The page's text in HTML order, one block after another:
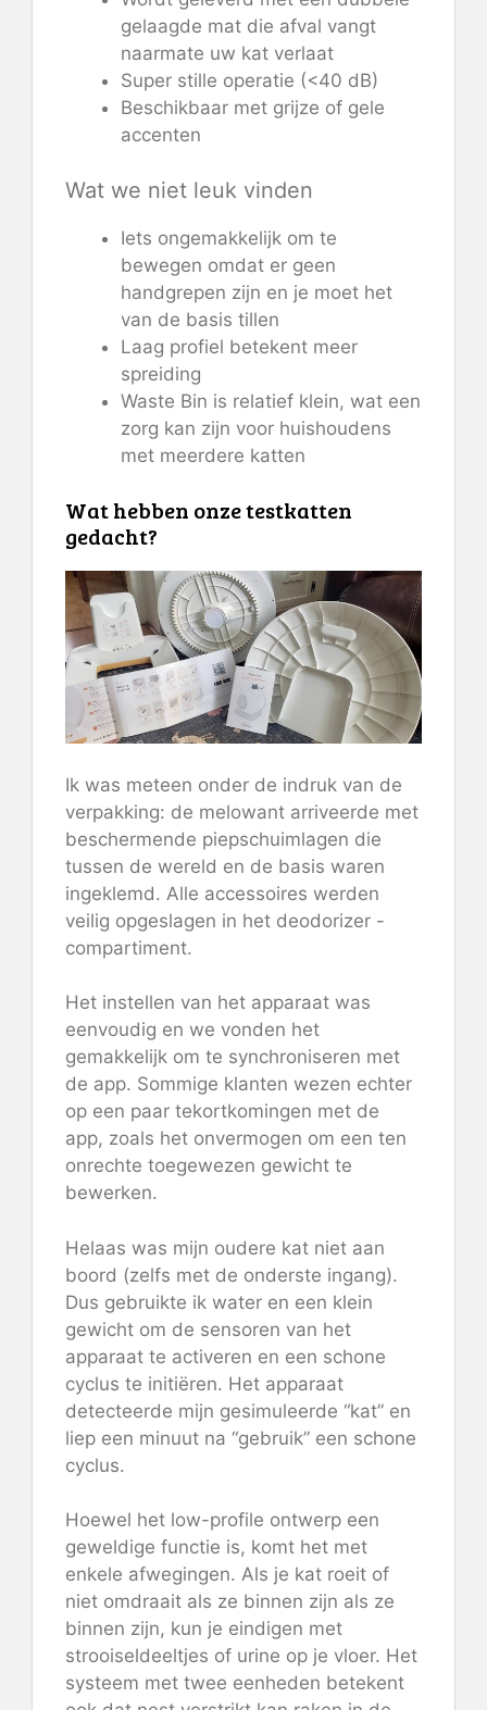
gelaagde mat die afval vangt
naarmate uw kat verlaat
Super stille operatie (<40 dB)
Beschikbaar met grijze of gele
accenten
Wat we niet leuk vinden
Iets ongemakkelijk om te
bewegen omdat er geen
handgrepen zijn en je moet het
van de basis tillen
Laag profiel betekent meer
spreiding
Waste Bin is relatief klein, wat een
zorg kan zijn voor huishoudens
met meerdere katten
Wat hebben onze testkatten
gedacht?
Ik was meteen onder de indruk van de
verpakking: de melowant arriveerde met
beschermende piepschuimlagen die
tussen de wereld en de basis waren
ingeklemd. Alle accessoires werden
veilig opgeslagen in het deodorizer -
compartiment.
Het instellen van het apparaat was
eenvoudig en we vonden het
gemakkelijk om te synchroniseren met
de app. Sommige klanten wezen echter
op een paar tekortkomingen met de
app, zoals het onvermogen om een ​​ten
onrechte toegewezen gewicht te
bewerken.
Helaas was mijn oudere kat niet aan
boord (zelfs met de onderste ingang).
Dus gebruikte ik water en een klein
gewicht om de sensoren van het
apparaat te activeren en een schone
cyclus te initiëren. Het apparaat
detecteerde mijn gesimuleerde “kat” en
liep een minuut na “gebruik” een schone
cyclus.
Hoewel het low-profile ontwerp een
geweldige functie is, komt het met
enkele afwegingen. Als je kat roeit of
niet omdraait als ze binnen zijn als ze
binnen zijn, kun je eindigen met
strooiseldeeltjes of urine op je vloer. Het
systeem met twee eenheden betekent